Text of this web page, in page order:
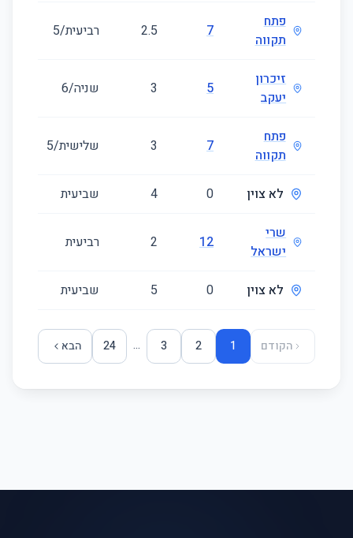
פתח
תקווה
7
2.5 רביעית/5
זיכרון
יעקב
5
3 שניה/6
פתח
תקווה
7
3 שלישית/5
לא צוין 0
4 שביעית
שרי
ישראל
12
2 רביעית
לא צוין 0
5 שביעית
הקודם 1
2
3
...
24 הבא